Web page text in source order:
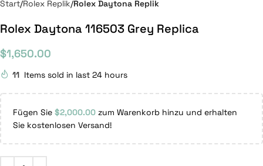
Start Rolex Replik Rolex Daytona Replik
Rolex Daytona 116503 Grey Replica
$1,650.00
11 Items sold in last 24 hours
Fügen Sie $2,000.00 zum Warenkorb hinzu und erhalten
Sie kostenlosen Versand!